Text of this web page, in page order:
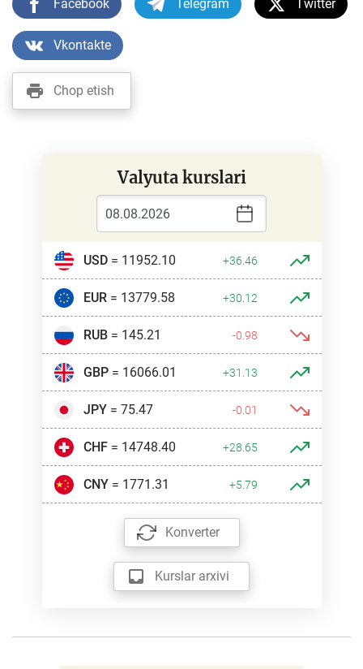
Facebook Telegram Twitter
Vkontakte
Chop etish
Valyuta kurslari
USD= 11952.10 +36.46
EUR= 13779.58 +30.12
RUB= 145.21 -0.98
GBP= 16066.01 +31.13
JPY= 75.47 -0.01
CHF= 14748.40 +28.65
CNY= 1771.31 +5.79
Konverter
Kurslar arxivi